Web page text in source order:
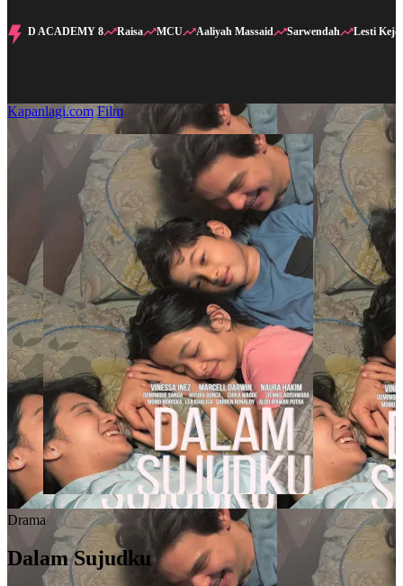
D ACADEMY 8 Raisa MCU Aaliyah Massaid Sarwendah Lesti
Kapanlagi.com Film
Drama
Dalam Sujudku